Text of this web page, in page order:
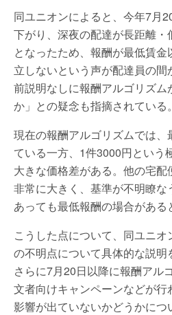
同ユニオンによると、今年7月
下がり、深夜の配達が長距離
となったため、報酬が最低賃
立しないという声が配達員の
前説明なしに報酬アルゴリズ
か」との疑念も指摘されている。
現在の報酬アルゴリズムでは、
ている一方、1件3000円という
大きな価格差がある。他の宅
非常に大きく、基準が不明瞭
あっても最低報酬の場合がある
こうした点について、同ユニ
の不明点について具体的な説明
さらに7月20日以降に報酬アル
文者向けキャンペーンなどが
影響が出ていないかどうかにつ